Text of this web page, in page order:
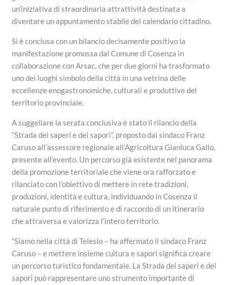
un’iniziativa di straordinaria attrattività destinata a
diventare un appuntamento stabile del calendario cittadino.
Si è conclusa con un bilancio decisamente positivo la
manifestazione promossa dal Comune di Cosenza in
collaborazione con Arsac, che per due giorni ha trasformato
uno dei luoghi simbolo della città in una vetrina delle
eccellenze enogastronomiche, culturali e produttive del
territorio provinciale.
A suggellare la serata conclusiva è stato il rilancio della
“Strada dei saperi e dei sapori”, proposto dal sindaco Franz
Caruso all’assessore regionale all’Agricoltura Gianluca Gallo,
presente all’evento. Un percorso già esistente nel panorama
della promozione territoriale che viene ora rafforzato e
rilanciato con l’obiettivo di mettere in rete tradizioni,
produzioni, identità e cultura, individuando in Cosenza il
naturale punto di riferimento e di raccordo di un itinerario
che attraversa e valorizza l’intero territorio.
“Siamo nella città di Telesio – ha affermato il sindaco Franz
Caruso – e mettere insieme cultura e sapori significa creare
un percorso turistico fondamentale. La Strada dei saperi e dei
sapori può rappresentare uno strumento importante di